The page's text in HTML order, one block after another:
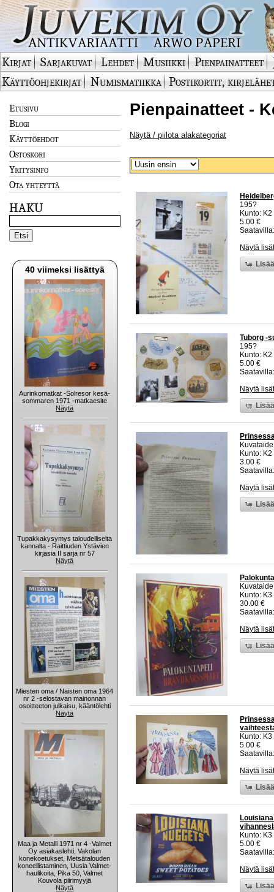
Kirjat Sarjakuvat Lehdet Musiikki Pienpainatteet
Käyttöohjekirjat
Numismatiikka Postikortit,
Etusivu
Blogi
Käyttöehdot
Ostoskori
Yritysinfo
Ota yhteyttä
HAKU
40 viimeksi lisättyä
Aurinkomatkat -Solresor kesä-
sommaren 1971 -matkaesite
Näytä
Tupakkakysymys taloudelliselta
kannalta - Raittiuden Ystävien
kirjasia II sarja nr 57
Näytä
Miesten oma / Naisten oma 1964
nr 2 -selostavan mainonnan
osoitteeton julkaisu, kääntölehti
Näytä
Maa ja Metalli 1971 nr 4 -Valmet
Oy asiakaslehti, Vakolan
konekoetukset, Metsätalouden
koneellistaminen, Uusia Valmet-
haulikoita, Pika 50, Valmet
Kouvola piirimyyjä
Näytä
Pienpainatteet -
Näytä / piilota alakategoriat
195?
Kunto:
5.00 €
Näytä
Tuborg -
195?
Kunto:
5.00 €
Näytä
Kunto:
3.00 €
Näytä
Kunto:
30.00 €
Näytä
Kunto:
5.00 €
Näytä
Kunto:
5.00 €
Näytä